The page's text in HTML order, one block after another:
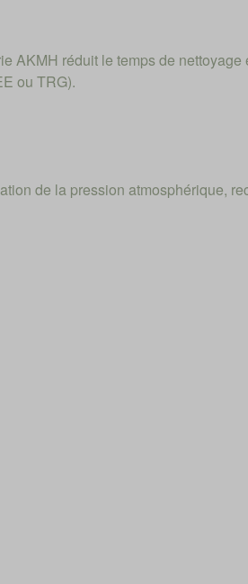
AKMH réduit le temps de nettoyage
ou TRG).
de la pression atmosphérique,